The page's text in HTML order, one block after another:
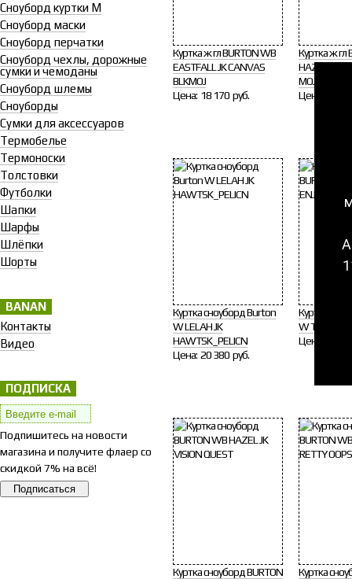
Куртка ж гл BURTON WB
EASTFALL JK CANVAS
BLKMOJ
Цена: 18 170 руб.
Куртка ж гл
HAZEL JK
MOJAVE
Цена:
Куртка сноуборд Burton
W LELAH JK
HAWTSK_PELICN
Цена: 20 380 руб.
Куртка
W TWC
Цена:
Куртка сноуборд BURTON
Куртка
Сноуборд куртки М
Сноуборд маски
Сноуборд перчатки
Сноуборд чехлы, дорожные
сумки и чемоданы
Сноуборд шлемы
Сноуборды
Сумки для аксессуаров
Термобелье
Термоноски
Толстовки
Футболки
Шапки
Шарфы
Шлёпки
Шорты
BANAN
Контакты
Видео
ПОДПИСКА
Подпишитесь на новости
магазина и получите флаер со
скидкой 7% на всё!